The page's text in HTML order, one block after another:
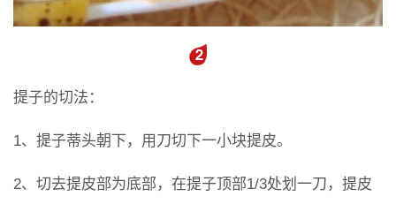
提子的切法：
1、提子蒂头朝下，用刀切下一小块提皮。
2、切去提皮部为底部，在提子顶部1/3处划一刀，提皮